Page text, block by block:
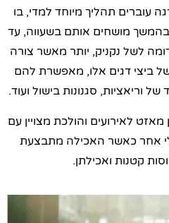
עוברים תהליך מיוחד למדי, בו
מושחים אותם בשעווה, עד
לשל נקניק, יותר מאשר צורה
ביצי דגים אלו, מאפשרת להם
וריאציות, סגנונות בישול ועוד.
לאירועים והולכת מצויין עם
אחר כאשר האכילה מתבצעת
קטנות ואכילתן.